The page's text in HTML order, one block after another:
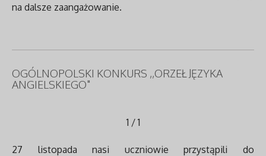
na dalsze zaangażowanie.
OGÓLNOPOLSKI KONKURS ,,ORZEŁ JĘZYKA
ANGIELSKIEGO"
1 /1
27 listopada nasi uczniowie przystąpili do